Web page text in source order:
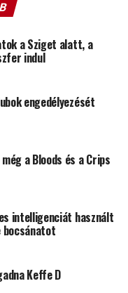
a Sziget alatt, a
indul
engedélyezését
a Bloods és a Crips
intelligenciát használt
bocsánatot
Keffe D